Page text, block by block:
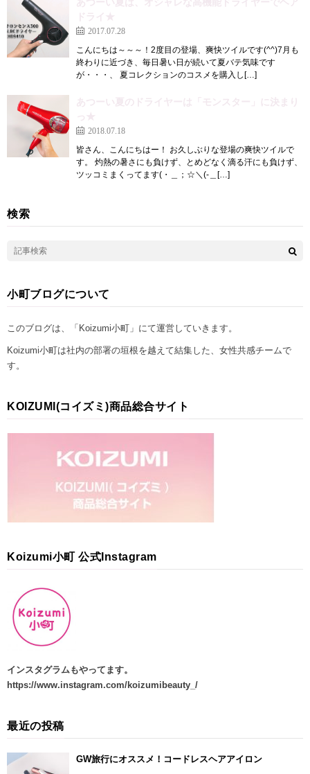
2017.07.28
こんにちは～～～！2度目の登場、爽快ツイルです(^^)7月も
終わりに近づき、毎日暑い日が続いて夏バテ気味です
が・・・、 夏コレクションのコスメを購入し[…]
2018.07.18
皆さん、こんにちはー！ お久しぶりな登場の爽快ツイルで
す。 灼熱の暑さにも負けず、とめどなく滴る汗にも負けず、
ツッコミまくってます(・＿；☆＼(-＿[…]
検索
小町ブログについて
このブログは、「Koizumi小町」にて運営していきます。
Koizumi小町は社内の部署の垣根を越えて結集した、女性共感チームで
す。
KOIZUMI(コイズミ)商品総合サイト
Koizumi小町 公式Instagram
インスタグラムもやってます。
https://www.instagram.com/koizumibeauty_/
最近の投稿
GW旅行にオススメ！コードレスヘアアイロン